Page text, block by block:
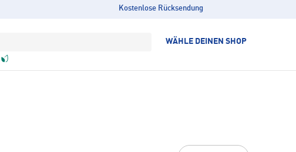
Kostenlose Rücksendung
WÄHLE DEINEN SHOP